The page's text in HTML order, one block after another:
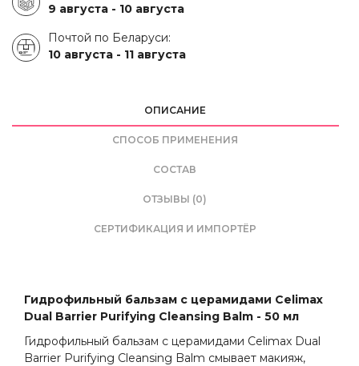
9 августа - 10 августа
Почтой по Беларуси:
10 августа - 11 августа
ОПИСАНИЕ
СПОСОБ ПРИМЕНЕНИЯ
СОСТАВ
ОТЗЫВЫ (0)
СЕРТИФИКАЦИЯ И ИМПОРТЁР
Гидрофильный бальзам с церамидами Celimax
Dual Barrier Purifying Cleansing Balm - 50 мл
Гидрофильный бальзам с церамидами Celimax Dual
Barrier Purifying Cleansing Balm смывает макияж,